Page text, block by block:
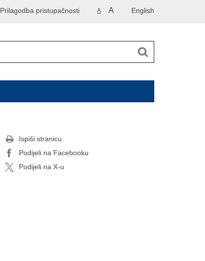
English
A A
Prilagodba pristupačnosti
Ispiši stranicu
Podijeli na Facebooku
Podijeli na X-u